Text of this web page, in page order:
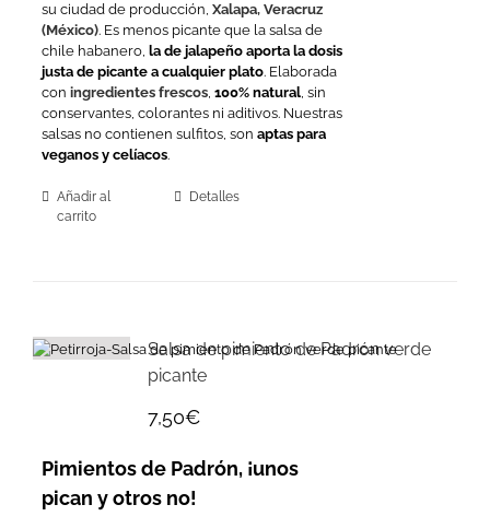
su ciudad de producción, Xalapa, Veracruz
(México). Es menos picante que la salsa de
chile habanero, la de jalapeño aporta la dosis
justa de picante a cualquier plato. Elaborada
con ingredientes frescos, 100% natural, sin
conservantes, colorantes ni aditivos. Nuestras
salsas no contienen sulfitos, son aptas para
veganos y celíacos.
Añadir al
carrito
Detalles
Salsa de pimiento de Padrón verde
picante
7,50€
Pimientos de Padrón, ¡unos
pican y otros no!